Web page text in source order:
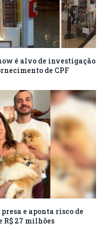
é alvo de investigação
de CPF
e aponta risco de
R$ 27 milhões